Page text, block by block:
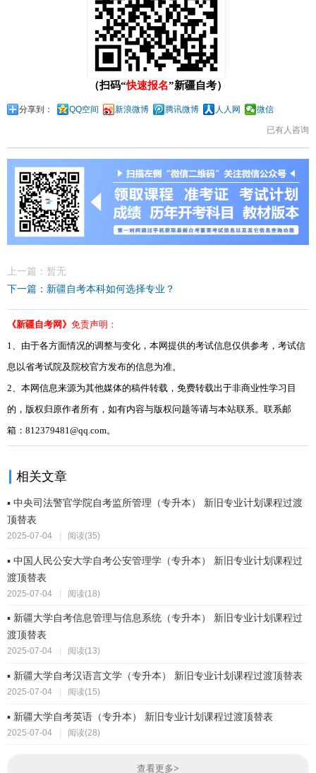
（扫码“快速报名”新疆自考）
分享到： QQ空间 新浪微博 腾讯微博 人人网 微信
已有 人咨询
上一篇：暂无
下一篇：新疆自考本科如何选择专业？
《新疆自考网》 免责声明：
1、由于各方面情况的调整与变化，本网提供的考试信息仅供参考，考试信
息以省考试院及院校官方发布的信息为准。
2、本网信息来源为其他媒体的稿件转载，免费转载出于非商业性学习目
的，版权归原作者所有，如有内容与版权问题等请与本站联系。联系邮
箱：812379481@qq.com。
相关文章
▪ 中央司法警官学院自考监所管理（专升本） 新旧专业计划课程过渡
顶替表
2025-07-04 阅读(35)
▪ 中国人民公安大学自考公安管理学（专升本） 新旧专业计划课程过
渡顶替表
2025-07-04 | 阅读(18)
▪ 新疆大学自考信息管理与信息系统（专升本） 新旧专业计划课程过
渡顶替表
2025-07-04 阅读(13)
▪ 新疆大学自考汉语言文学（专升本） 新旧专业计划课程过渡顶替表
2025-07-04 阅读(15)
▪ 新疆大学自考英语（专升本） 新旧专业计划课程过渡顶替表
2025-07-04 | 阅读(28)
查看更多>